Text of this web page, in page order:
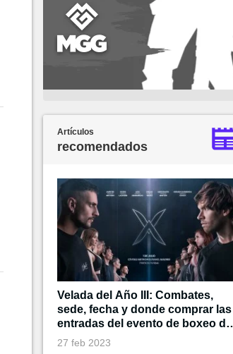
Artículos
recomendados
Velada del Año III: Combates,
sede, fecha y donde comprar las
entradas del evento de boxeo de
Ibai
27 feb 2023